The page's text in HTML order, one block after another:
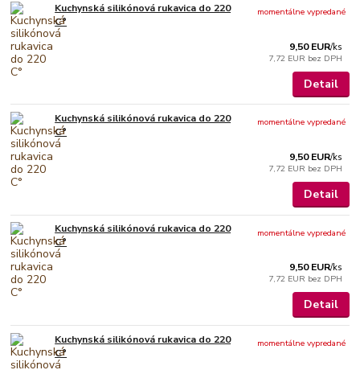
Kuchynská silikónová rukavica do 220
C°
9,50 EUR/ks
7,72 EUR bez DPH
momentálne vypredané
Detail
Kuchynská silikónová rukavica do 220
C°
9,50 EUR/ks
7,72 EUR bez DPH
momentálne vypredané
Detail
Kuchynská silikónová rukavica do 220
C°
9,50 EUR/ks
7,72 EUR bez DPH
momentálne vypredané
Detail
Kuchynská silikónová rukavica do 220
C°
momentálne vypredané